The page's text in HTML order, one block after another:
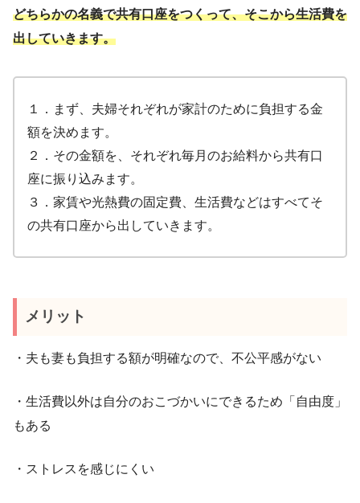
どちらかの名義で共有口座をつくって、そこから生活費を
出していきます。
１．まず、夫婦それぞれが家計のために負担する金
額を決めます。
２．その金額を、それぞれ毎月のお給料から共有口
座に振り込みます。
３．家賃や光熱費の固定費、生活費などはすべてそ
の共有口座から出していきます。
メリット
・夫も妻も負担する額が明確なので、不公平感がない
・生活費以外は自分のおこづかいにできるため「自由度」
もある
・ストレスを感じにくい